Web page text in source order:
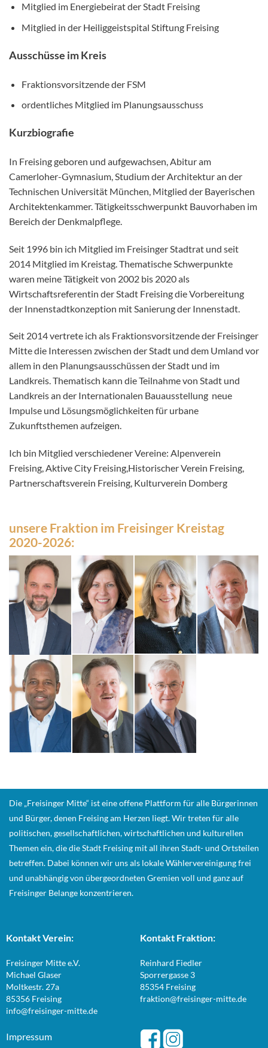
Mitglied im Energiebeirat der Stadt Freising
Mitglied in der Heiliggeistspital Stiftung Freising
Ausschüsse im Kreis
Fraktionsvorsitzende der FSM
ordentliches Mitglied im Planungsausschuss
Kurzbiografie
In Freising geboren und aufgewachsen, Abitur am
Camerloher-Gymnasium, Studium der Architektur an der
Technischen Universität München, Mitglied der Bayerischen
Architektenkammer. Tätigkeitsschwerpunkt Bauvorhaben im
Bereich der Denkmalpflege.
Seit 1996 bin ich Mitglied im Freisinger Stadtrat und seit
2014 Mitglied im Kreistag. Thematische Schwerpunkte
waren meine Tätigkeit von 2002 bis 2020 als
Wirtschaftsreferentin der Stadt Freising die Vorbereitung
der Innenstadtkonzeption mit Sanierung der Innenstadt.
Seit 2014 vertrete ich als Fraktionsvorsitzende der Freisinger
Mitte die Interessen zwischen der Stadt und dem Umland vor
allem in den Planungsausschüssen der Stadt und im
Landkreis. Thematisch kann die Teilnahme von Stadt und
Landkreis an der Internationalen Bauausstellung neue
Impulse und Lösungsmöglichkeiten für urbane
Zukunftsthemen aufzeigen.
Ich bin Mitglied verschiedener Vereine: Alpenverein
Freising, Aktive City Freising,Historischer Verein Freising,
Partnerschaftsverein Freising, Kulturverein Domberg
unsere Fraktion im Freisinger Kreistag
2020-2026:
Die „Freisinger Mitte“ ist eine offene Plattform für alle Bürgerinnen
und Bürger, denen Freising am Herzen liegt. Wir treten für alle
politischen, gesellschaftlichen, wirtschaftlichen und kulturellen
Themen ein, die die Stadt Freising mit all ihren Stadt- und Ortsteilen
betreffen. Dabei können wir uns als lokale Wählervereinigung frei
und unabhängig von übergeordneten Gremien voll und ganz auf
Freisinger Belange konzentrieren.
Kontakt Verein:
Freisinger Mitte e.V.
Michael Glaser
Moltkestr. 27a
85356 Freising
info@freisinger-mitte.de
Kontakt Fraktion:
Reinhard Fiedler
Sporrergasse 3
85354 Freising
fraktion@freisinger-mitte.de
Impressum